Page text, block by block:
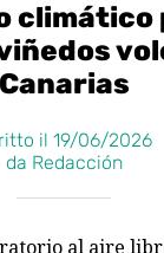
climático
Canarias
il 19/06/2026
da Redacción
al aire